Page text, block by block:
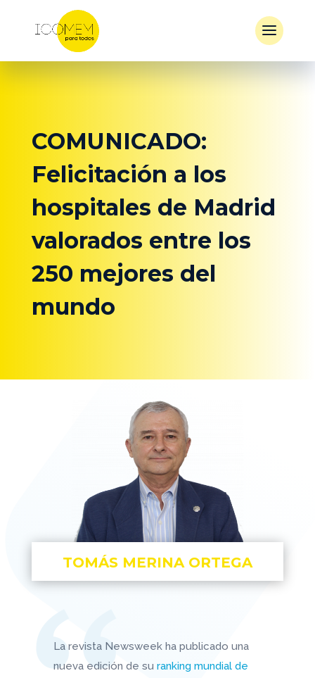
COMUNICADO:
Felicitación a los
hospitales de Madrid
valorados entre los
250 mejores del
mundo
TOMÁS MERINA ORTEGA
La revista Newsweek ha publicado una
nueva edición de su ranking mundial de